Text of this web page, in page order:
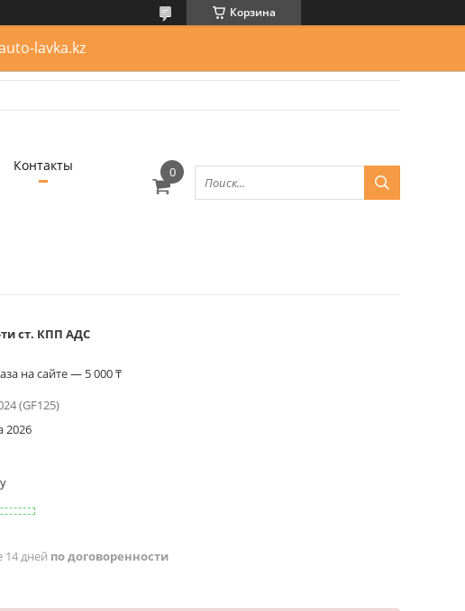
Корзина
lavka.kz
Контакты
ст. КПП АДС
на сайте — 5 000 ₸
(GF125)
2026
14 дней по договоренности